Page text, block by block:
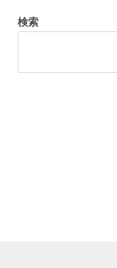
検索